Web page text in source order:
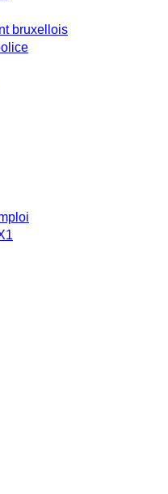
bruxellois